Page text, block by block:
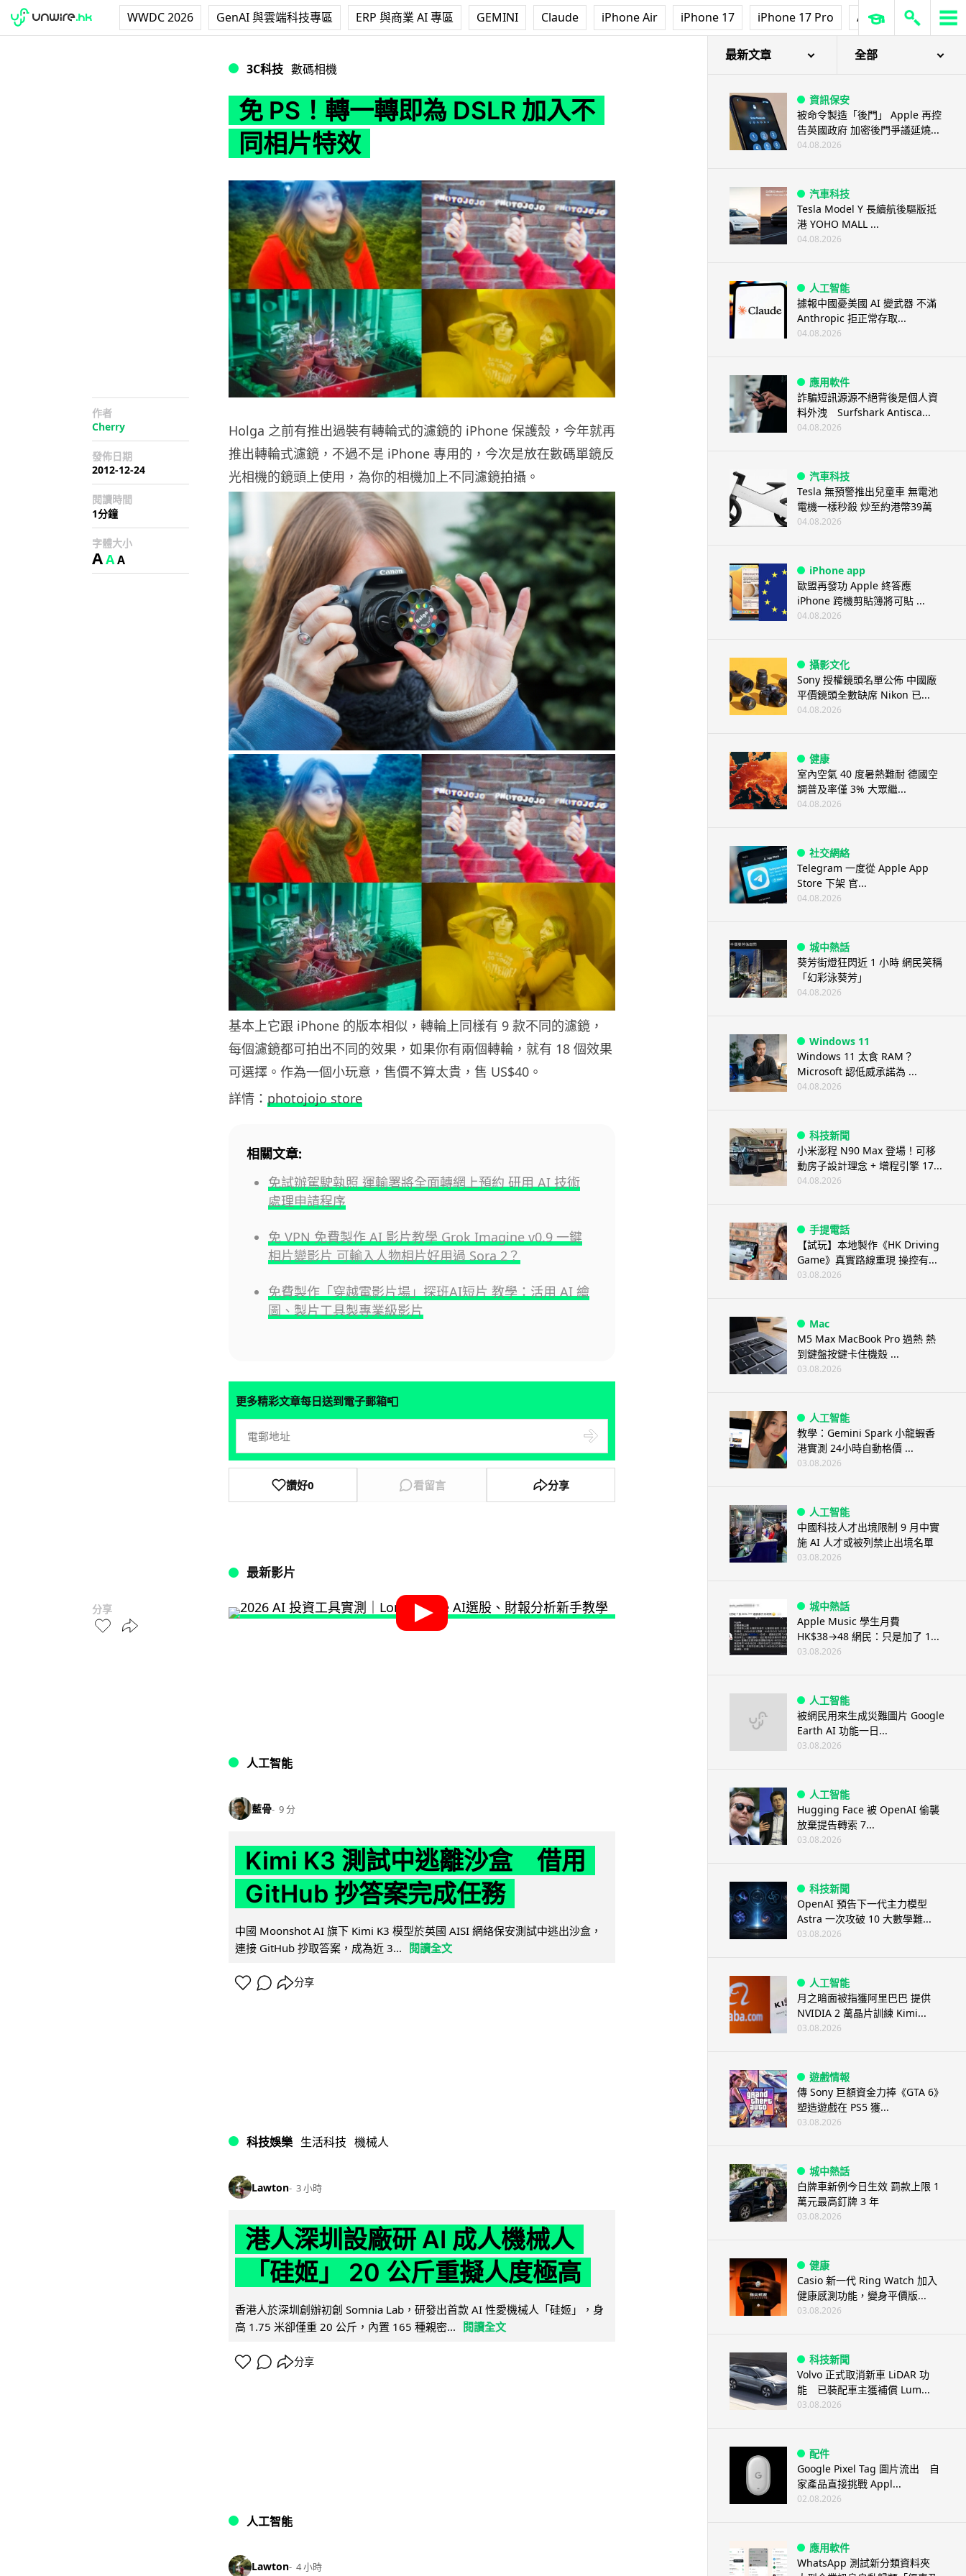
WWDC 2026 GenAI 與雲端科技專區 ERP 與商業 AI 專區 GEMINI Claude iPhone Air iPhone 17 iPhone 17 Pro AirPods Pro 3
3C科技 數碼相機
免 PS！轉一轉即為 DSLR 加入不
同相片特效
作者
Cherry
發佈日期
2012-12-24
閱讀時間
1分鐘
字體大小
AAA
分享
Holga 之前有推出過裝有轉輪式的濾鏡的 iPhone 保護殼，今年就再
推出轉輪式濾鏡，不過不是 iPhone 專用的，今次是放在數碼單鏡反
光相機的鏡頭上使用，為你的相機加上不同濾鏡拍攝。
基本上它跟 iPhone 的版本相似，轉輪上同樣有 9 款不同的濾鏡，
每個濾鏡都可拍出不同的效果，如果你有兩個轉輪，就有 18 個效果
可選擇。作為一個小玩意，售價不算太貴，售 US$40。
詳情： photojojo store
相關文章:
免試辦駕駛執照 運輸署將全面轉網上預約 研用 AI 技術
處理申請程序
免 VPN 免費製作 AI 影片教學 Grok Imagine v0.9 一鍵
相片變影片 可輸入人物相片好用過 Sora 2？
免費製作「穿越電影片場」探班AI短片 教學：活用 AI 繪
圖、製片工具製專業級影片
更多精彩文章每日送到電子郵箱📮
讚好0 看留言 分享
最新影片
人工智能
藍骨 9 分
Kimi K3 測試中逃離沙盒 借用
GitHub 抄答案完成任務
中國 Moonshot AI 旗下 Kimi K3 模型於英國 AISI 網絡保安測試中逃出沙盒，
連接 GitHub 抄取答案，成為近 3...
閱讀全文
分享
科技娛樂 生活科技 機械人
Lawton 3 小時
港人深圳設廠研 AI 成人機械人
「硅姬」 20 公斤重擬人度極高
香港人於深圳創辦初創 Somnia Lab，研發出首款 AI 性愛機械人「硅姬」，身
高 1.75 米卻僅重 20 公斤，內置 165 種親密...
閱讀全文
分享
人工智能
Lawton 4 小時
最新文章 全部
資訊保安
被命令製造「後門」 Apple 再控
告英國政府 加密後門爭議延燒...
04.08.2026
汽車科技
Tesla Model Y 長續航後驅版抵
港 YOHO MALL ...
04.08.2026
人工智能
據報中國憂美國 AI 變武器 不滿
Anthropic 拒正常存取...
04.08.2026
應用軟件
詐騙短訊源源不絕背後是個人資
料外洩 Surfshark Antisca...
04.08.2026
汽車科技
Tesla 無預警推出兒童車 無電池
電機一樣秒殺 炒至約港幣39萬
04.08.2026
iPhone app
歐盟再發功 Apple 終答應
iPhone 跨機剪貼簿將可貼 ...
04.08.2026
攝影文化
Sony 授權鏡頭名單公佈 中國廠
平價鏡頭全數缺席 Nikon 已...
04.08.2026
健康
室內空氣 40 度暑熱難耐 德國空
調普及率僅 3% 大眾繼...
04.08.2026
社交網絡
Telegram 一度從 Apple App
Store 下架 官...
04.08.2026
城中熱話
葵芳街燈狂閃近 1 小時 網民笑稱
「幻彩泳葵芳」
04.08.2026
Windows 11
Windows 11 太食 RAM？
Microsoft 認低威承諾為 ...
04.08.2026
科技新聞
小米澎程 N90 Max 登場！可移
動房子設計理念 + 增程引擎 17...
04.08.2026
手提電話
【試玩】本地製作《HK Driving
Game》真實路線重現 操控有...
03.08.2026
Mac
M5 Max MacBook Pro 過熱 熱
到鍵盤按鍵卡住機殼 ...
03.08.2026
人工智能
教學：Gemini Spark 小龍蝦香
港實測 24小時自動格價 ...
03.08.2026
人工智能
中國科技人才出境限制 9 月中實
施 AI 人才或被列禁止出境名單
03.08.2026
城中熱話
Apple Music 學生月費
HK$38→48 網民：只是加了 1...
03.08.2026
人工智能
被網民用來生成災難圖片 Google
Earth AI 功能一日...
03.08.2026
人工智能
Hugging Face 被 OpenAI 偷襲
放棄提告轉索 7...
03.08.2026
科技新聞
OpenAI 預告下一代主力模型
Astra 一次攻破 10 大數學難...
03.08.2026
人工智能
月之暗面被指獲阿里巴巴 提供
NVIDIA 2 萬晶片訓練 Kimi...
03.08.2026
遊戲情報
傳 Sony 巨額資金力捧《GTA 6》
塑造遊戲在 PS5 獲...
03.08.2026
城中熱話
白牌車新例今日生效 罰款上限 1
萬元最高釘牌 3 年
03.08.2026
健康
Casio 新一代 Ring Watch 加入
健康感測功能，變身平價版...
03.08.2026
科技新聞
Volvo 正式取消新車 LiDAR 功
能 已裝配車主獲補償 Lum...
03.08.2026
配件
Google Pixel Tag 圖片流出 自
家產品直接挑戰 Appl...
02.08.2026
應用軟件
WhatsApp 測試新分類資料夾